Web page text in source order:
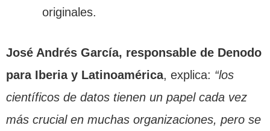
originales.
José Andrés García, responsable de Denodo
para Iberia y Latinoamérica, explica: “los
científicos de datos tienen un papel cada vez
más crucial en muchas organizaciones, pero se